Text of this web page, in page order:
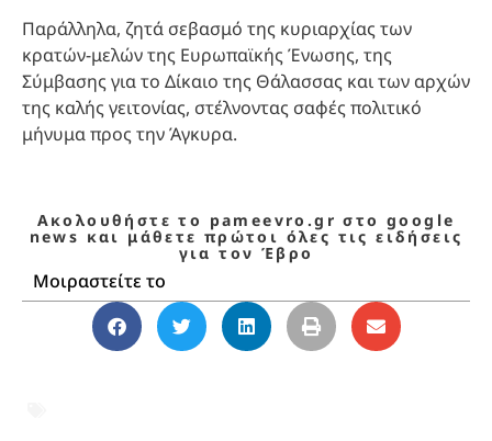
Παράλληλα, ζητά σεβασμό της κυριαρχίας των
κρατών-μελών της Ευρωπαϊκής Ένωσης, της
Σύμβασης για το Δίκαιο της Θάλασσας και των αρχών
της καλής γειτονίας, στέλνοντας σαφές πολιτικό
μήνυμα προς την Άγκυρα.
Ακολουθήστε το pameevro.gr στο google
news και μάθετε πρώτοι όλες τις ειδήσεις
για τον Έβρο
Μοιραστείτε το